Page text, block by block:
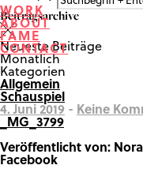
FAME
CONTACT
WORK
ABOUT
FAME
CONTACT
Beitragsarchive
Neueste Beiträge
Monatlich
Kategorien
Allgemein
Schauspiel
4. Juni 2019 - Keine
_MG_3799
Veröffentlicht von:
Facebook